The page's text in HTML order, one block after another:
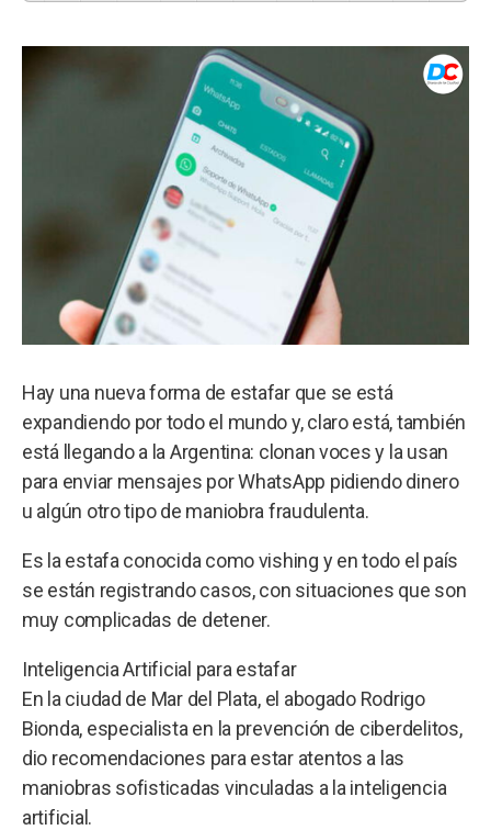
Hay una nueva forma de estafar que se está
expandiendo por todo el mundo y, claro está, también
está llegando a la Argentina: clonan voces y la usan
para enviar mensajes por WhatsApp pidiendo dinero
u algún otro tipo de maniobra fraudulenta.
Es la estafa conocida como vishing y en todo el país
se están registrando casos, con situaciones que son
muy complicadas de detener.
Inteligencia Artificial para estafar
En la ciudad de Mar del Plata, el abogado Rodrigo
Bionda, especialista en la prevención de ciberdelitos,
dio recomendaciones para estar atentos a las
maniobras sofisticadas vinculadas a la inteligencia
artificial.